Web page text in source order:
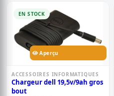
EN STOCK
Aperçu
ACCESSOIRES INFORMATIQUES
Chargeur dell 19,5v/9ah gros
bout